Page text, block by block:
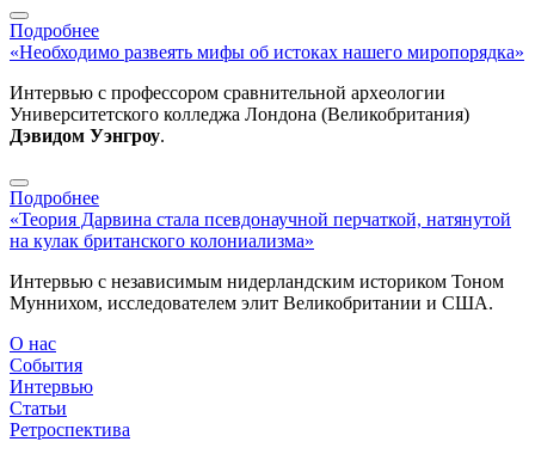
Подробнее
«Необходимо развеять мифы об истоках нашего миропорядка»
Интервью с профессором сравнительной археологии
Университетского колледжа Лондона (Великобритания)
Дэвидом Уэнгроу.
Подробнее
«Теория Дарвина стала псевдонаучной перчаткой, натянутой
на кулак британского колониализма»
Интервью с независимым нидерландским историком Тоном
Муннихом, исследователем элит Великобритании и США.
О нас
События
Интервью
Статьи
Ретроспектива